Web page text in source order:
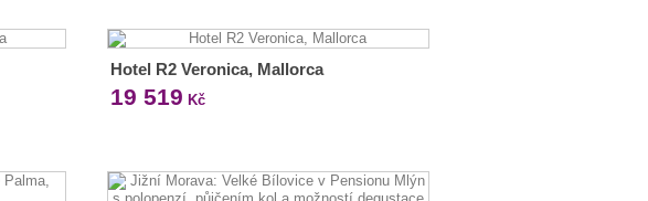
Hotel R2 Veronica, Mallorca
19 519 Kč